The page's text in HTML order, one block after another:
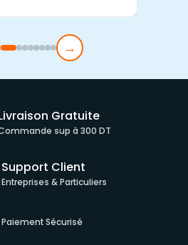
→
Gratuite
sup à 300 DT
Support Client
Entreprises & Particuliers
Paiement Sécurisé